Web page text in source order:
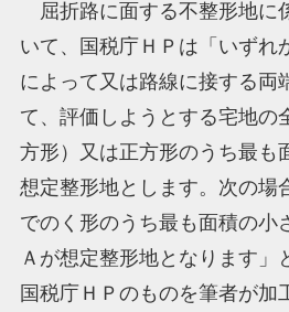
屈折路に面する不整形地に
いて、国税庁ＨＰは「いずれ
によって又は路線に接する両
て、評価しようとする宅地の
方形）又は正方形のうち最も
想定整形地とします。次の場
でのく形のうち最も面積の小
Ａが想定整形地となります」
国税庁ＨＰのものを筆者が加